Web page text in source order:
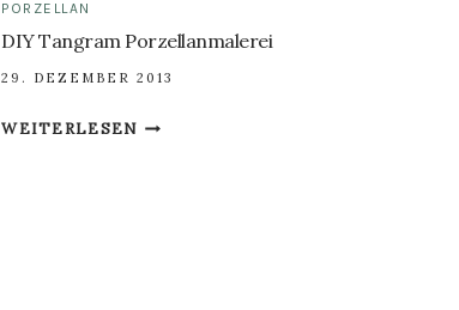
PORZELLAN
DIY Tangram Porzellanmalerei
29. DEZEMBER 2013
WEITERLESENDIY